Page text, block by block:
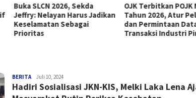
Buka SLCN 2026, Sekda
Jeffry: Nelayan Harus Jadikan
Keselamatan Sebagai
Prioritas
OJK Terbitkan POJK
Tahun 2026, Atur
dan Permintaan
Transaksi Industri
BERITANTT
AKTUAL
Juli 10, 2024
Hadiri Sosialisasi JKN-KIS, Melki Laka Lena